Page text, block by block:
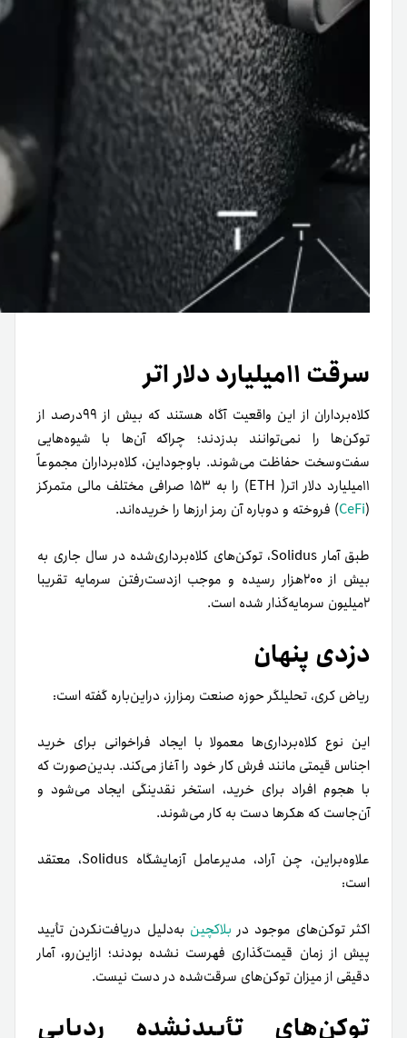
سرقت ۱۱میلیارد دلار اتر
کلاه‌برداران از این واقعیت آگاه هستند که بیش از ۹۹درصد از
توکن‌ها را نمی‌توانند بدزدند؛ چرا‌که آن‌ها با شیوه‌هایی
سفت‌و‌سخت حفاظت می‌شوند. باوجوداین، کلاه‌برداران مجموعاً
۱۱میلیارد دلار اتر( ETH) را به ۱۵۳ صرافی مختلف مالی متمرکز
(
CeFi) فروخته و دوباره آن رمز ارزها را خریده‌اند.
طبق آمار Solidus، توکن‌های کلاه‌برداری‌شده در سال جاری به
بیش از ۲۰۰هزار رسیده و موجب از‌دست‌رفتن سرمایه تقریبا
۲میلیون سرمایه‌گذار شده است.
دزدی پنهان
ریاض‌ کری، تحلیلگر حوزه صنعت رمزارز، در‌این‌باره گفته است:
این نوع کلاه‌برداری‌ها معمولا با ایجاد فراخوانی برای خرید
اجناس قیمتی مانند فرش کار خود را آغاز می‌کند. بدین‌صورت که
با هجوم افراد برای خرید، استخر نقدینگی ایجاد می‌شود و
آن‌جاست که هکرها دست به کار می‌شوند.
علاوه‌براین، چن آراد، مدیر‌عامل آزمایشگاه Solidus، معتقد
است:
اکثر توکن‌های موجود دربلاکچین به‌دلیل دریافت‌نکردن تأیید
پیش از زمان قیمت‌گذاری فهرست نشده بودند؛ ازاین‌رو، آمار
دقیقی از میزان توکن‌های سرقت‌شده در دست نیست.
توکن‌‌های تأییدنشده ردیابی